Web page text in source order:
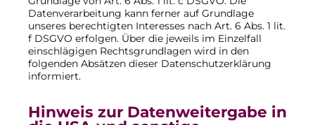
Datenverarbeitung kann ferner auf Grundlage
unseres berechtigten Interesses nach Art. 6 Abs. 1 lit.
f DSGVO erfolgen. Über die jeweils im Einzelfall
einschlägigen Rechtsgrundlagen wird in den
folgenden Absätzen dieser Datenschutzerklärung
informiert.
Hinweis zur Datenweitergabe in